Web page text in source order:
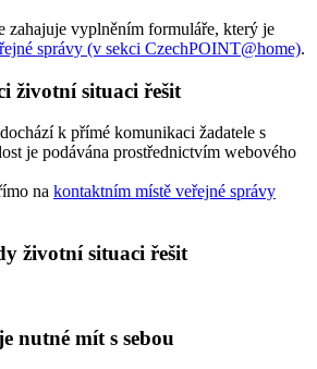
zahajuje vyplněním formuláře, který je
správy (v sekci CzechPOINT@home).
životní situaci řešit
k přímé komunikaci žadatele s
je podávána prostřednictvím webového
na kontaktním místě veřejné správy
životní situaci řešit
nutné mít s sebou